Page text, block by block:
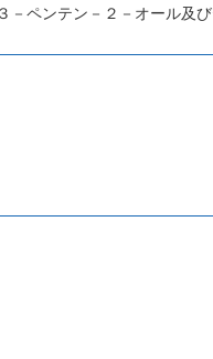
－ペンテン－２－オール及